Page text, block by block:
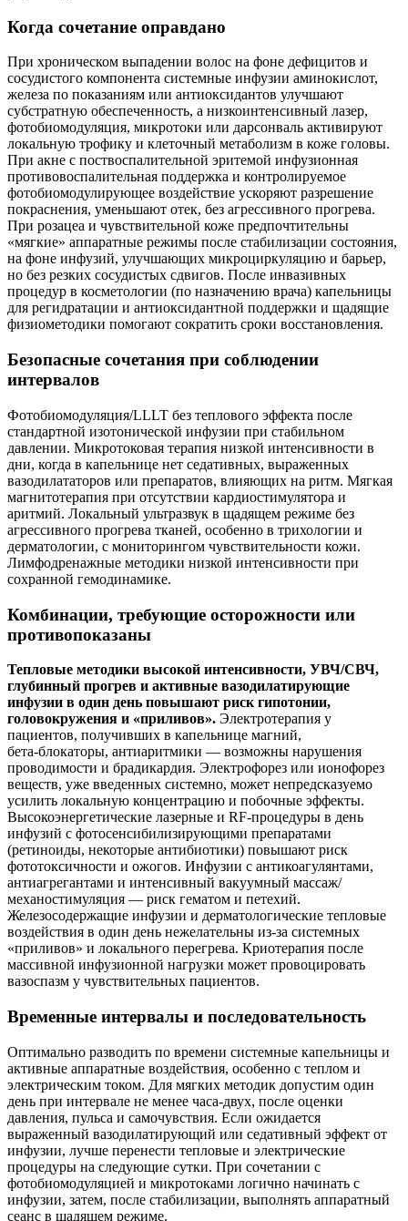
Когда сочетание оправдано
При хроническом выпадении волос на фоне дефицитов и
сосудистого компонента системные инфузии аминокислот,
железа по показаниям или антиоксидантов улучшают
субстратную обеспеченность, а низкоинтенсивный лазер,
фотобиомодуляция, микротоки или дарсонваль активируют
локальную трофику и клеточный метаболизм в коже головы.
При акне с поствоспалительной эритемой инфузионная
противовоспалительная поддержка и контролируемое
фотобиомодулирующее воздействие ускоряют разрешение
покраснения, уменьшают отек, без агрессивного прогрева.
При розацеа и чувствительной коже предпочтительны
«мягкие» аппаратные режимы после стабилизации состояния,
на фоне инфузий, улучшающих микроциркуляцию и барьер,
но без резких сосудистых сдвигов. После инвазивных
процедур в косметологии (по назначению врача) капельницы
для регидратации и антиоксидантной поддержки и щадящие
физиометодики помогают сократить сроки восстановления.
Безопасные сочетания при соблюдении
интервалов
Фотобиомодуляция/LLLT без теплового эффекта после
стандартной изотонической инфузии при стабильном
давлении. Микротоковая терапия низкой интенсивности в
дни, когда в капельнице нет седативных, выраженных
вазодилататоров или препаратов, влияющих на ритм. Мягкая
магнитотерапия при отсутствии кардиостимулятора и
аритмий. Локальный ультразвук в щадящем режиме без
агрессивного прогрева тканей, особенно в трихологии и
дерматологии, с мониторингом чувствительности кожи.
Лимфодренажные методики низкой интенсивности при
сохранной гемодинамике.
Комбинации, требующие осторожности или
противопоказаны
Тепловые методики высокой интенсивности, УВЧ/СВЧ,
глубинный прогрев и активные вазодилатирующие
инфузии в один день повышают риск гипотонии,
головокружения и «приливов». Электротерапия у
пациентов, получивших в капельнице магний,
бета‑блокаторы, антиаритмики — возможны нарушения
проводимости и брадикардия. Электрофорез или ионофорез
веществ, уже введенных системно, может непредсказуемо
усилить локальную концентрацию и побочные эффекты.
Высокоэнергетические лазерные и RF‑процедуры в день
инфузий с фотосенсибилизирующими препаратами
(ретиноиды, некоторые антибиотики) повышают риск
фототоксичности и ожогов. Инфузии с антикоагулянтами,
антиагрегантами и интенсивный вакуумный массаж/
механостимуляция — риск гематом и петехий.
Железосодержащие инфузии и дерматологические тепловые
воздействия в один день нежелательны из‑за системных
«приливов» и локального перегрева. Криотерапия после
массивной инфузионной нагрузки может провоцировать
вазоспазм у чувствительных пациентов.
Временные интервалы и последовательность
Оптимально разводить по времени системные капельницы и
активные аппаратные воздействия, особенно с теплом и
электрическим током. Для мягких методик допустим один
день при интервале не менее часа‑двух, после оценки
давления, пульса и самочувствия. Если ожидается
выраженный вазодилатирующий или седативный эффект от
инфузии, лучше перенести тепловые и электрические
процедуры на следующие сутки. При сочетании с
фотобиомодуляцией и микротоками логично начинать с
инфузии, затем, после стабилизации, выполнять аппаратный
сеанс в щадящем режиме.